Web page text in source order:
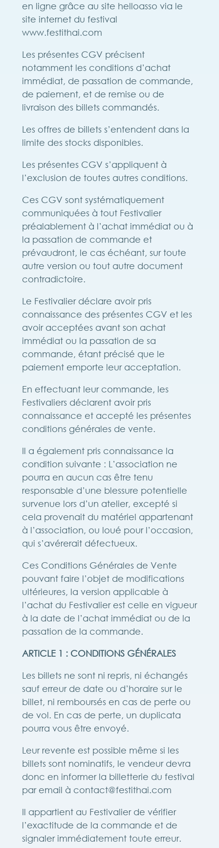
en ligne grâce au site helloasso via le
site internet du festival
www.festithai.com
Les présentes CGV précisent
notamment les conditions d’achat
immédiat, de passation de commande,
de paiement, et de remise ou de
livraison des billets commandés.
Les offres de billets s’entendent dans la
limite des stocks disponibles.
Les présentes CGV s’appliquent à
l’exclusion de toutes autres conditions.
Ces CGV sont systématiquement
communiquées à tout Festivalier
préalablement à l’achat immédiat ou à
la passation de commande et
prévaudront, le cas échéant, sur toute
autre version ou tout autre document
contradictoire.
Le Festivalier déclare avoir pris
connaissance des présentes CGV et les
avoir acceptées avant son achat
immédiat ou la passation de sa
commande, étant précisé que le
paiement emporte leur acceptation.
En effectuant leur commande, les
Festivaliers déclarent avoir pris
connaissance et accepté les présentes
conditions générales de vente.
Il a également pris connaissance la
condition suivante : L’association ne
pourra en aucun cas être tenu
responsable d’une blessure potentielle
survenue lors d’un atelier, excepté si
cela provenait du matériel appartenant
à l’association, ou loué pour l’occasion,
qui s’avérerait défectueux.
Ces Conditions Générales de Vente
pouvant faire l’objet de modifications
ultérieures, la version applicable à
l’achat du Festivalier est celle en vigueur
à la date de l’achat immédiat ou de la
passation de la commande.
ARTICLE 1 : CONDITIONS GÉNÉRALES
Les billets ne sont ni repris, ni échangés
sauf erreur de date ou d’horaire sur le
billet, ni remboursés en cas de perte ou
de vol. En cas de perte, un duplicata
pourra vous être envoyé.
Leur revente est possible même si les
billets sont nominatifs, le vendeur devra
donc en informer la billetterie du festival
par email à contact@festithai.com
Il appartient au Festivalier de vérifier
l’exactitude de la commande et de
signaler immédiatement toute erreur.